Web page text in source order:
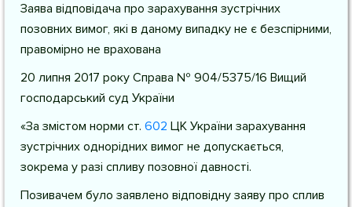
Заява відповідача про зарахування зустрічних
позовних вимог, які в даному випадку не є безспірними,
правомірно не врахована
20 липня 2017 року Справа № 904/5375/16 Вищий
господарський суд України
«За змістом норми ст. 602 ЦК України зарахування
зустрічних однорідних вимог не допускається,
зокрема у разі спливу позовної давності.
Позивачем було заявлено відповідну заяву про сплив